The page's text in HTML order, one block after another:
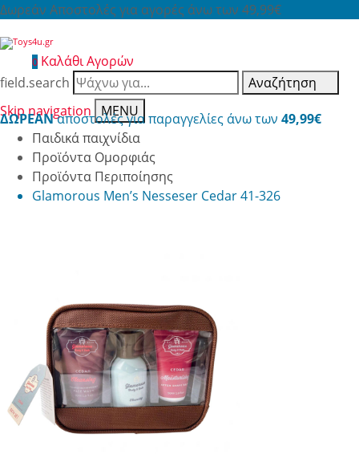
Δωρεάν Αποστολές για αγορές άνω των 49,99€
0 Καλάθι Αγορών
field.search
Αναζήτηση
Skip navigation
MENU
ΔΩΡΕΑΝαποστολές για παραγγελίες άνω των 49,99€
Παιδικά παιχνίδια
Προϊόντα Ομορφιάς
Προϊόντα Περιποίησης
Glamorous Men’s Nesseser Cedar 41-326